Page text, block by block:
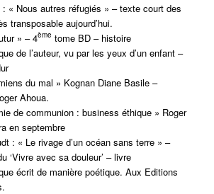
: « Nous autres réfugiés » – texte court des
transposable aujourd’hui.
» – 4èmetome BD – histoire
de l’auteur, vu par les yeux d’un enfant –
du mal » Kognan Diane Basile –
Ahoua.
de communion : business éthique » Roger
en septembre
: « Le rivage d’un océan sans terre » –
‘Vivre avec sa douleur’ – livre
écrit de manière poétique. Aux Editions